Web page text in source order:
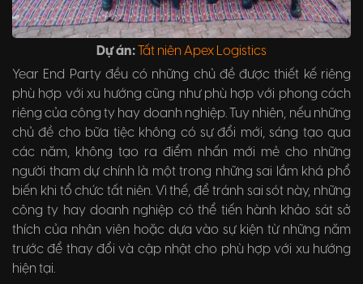
Dự án: Tất niên Apex Logistics
Year End Party đều có những chủ đề được thiết kế riêng
phù hợp với xu hướng cũng như phù hợp với phong cách
riêng của công ty hay doanh nghiệp. Tuy nhiên, nếu những
chủ đề cho bữa tiệc không có sự đổi mới, sáng tạo qua
các năm, không tạo ra điểm nhấn mới mẻ cho những
người tham dự chính là một trong những sai lầm khá phổ
biến khi tổ chức tất niên. Vì thế, để tránh sai sót này, những
công ty hay doanh nghiệp có thể tiến hành khảo sát sở
thích của nhân viên hoặc dựa vào sự kiện từ những năm
trước để thay đổi và cập nhật cho phù hợp với xu hướng
hiện tại.